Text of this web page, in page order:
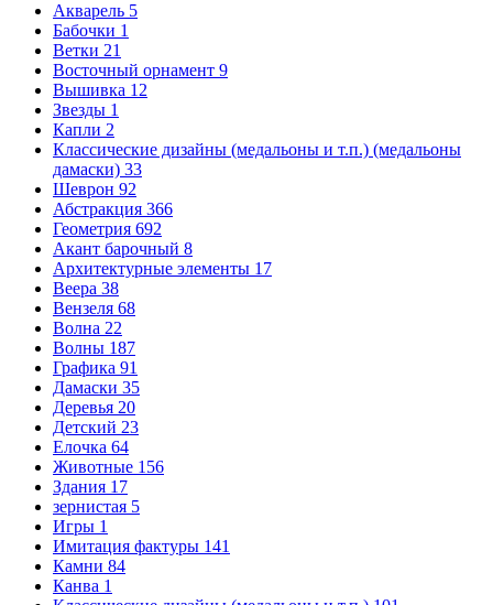
Акварель 5
Бабочки 1
Ветки 21
Восточный орнамент 9
Вышивка 12
Звезды 1
Капли 2
Классические дизайны (медальоны и т.п.) (медальоны
дамаски) 33
Шеврон 92
Абстракция 366
Геометрия 692
Акант барочный 8
Архитектурные элементы 17
Веера 38
Вензеля 68
Волна 22
Волны 187
Графика 91
Дамаски 35
Деревья 20
Детский 23
Елочка 64
Животные 156
Здания 17
зернистая 5
Игры 1
Имитация фактуры 141
Камни 84
Канва 1